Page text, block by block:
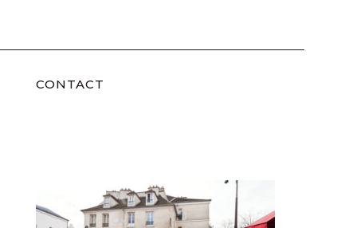
CONTACT